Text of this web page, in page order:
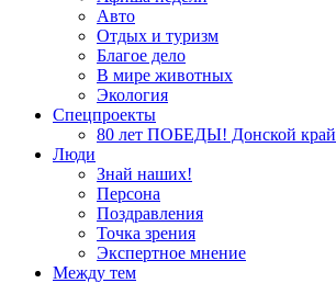
Авто
Отдых и туризм
Благое дело
В мире животных
Экология
Спецпроекты
80 лет ПОБЕДЫ! Донской край
Люди
Знай наших!
Персона
Поздравления
Точка зрения
Экспертное мнение
Между тем